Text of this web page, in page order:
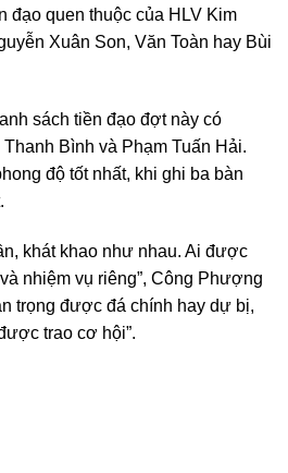
đạo quen thuộc của HLV Kim
Xuân Son, Văn Toàn hay Bùi
sách tiền đạo đợt này có
Bình và Phạm Tuấn Hải.
độ tốt nhất, khi ghi ba bàn
khát khao như nhau. Ai được
nhiệm vụ riêng”, Công Phượng
trọng được đá chính hay dự bị,
trao cơ hội”.